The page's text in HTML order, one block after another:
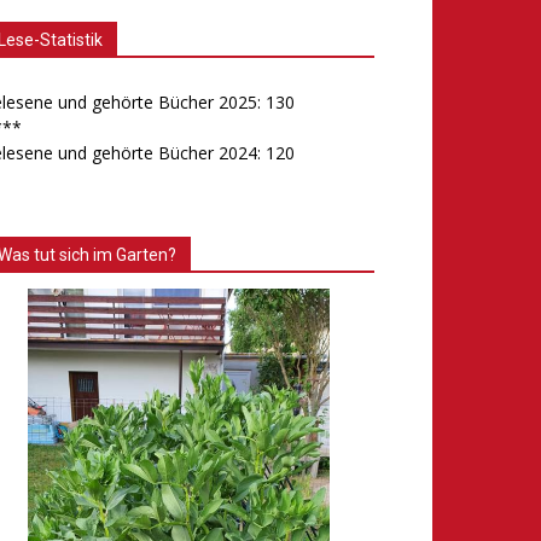
Lese-Statistik
und gehörte Bücher 2025: 130
und gehörte Bücher 2024: 120
tut sich im Garten?